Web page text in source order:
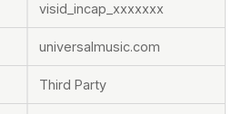
visid_incap_xxxxxxx
universalmusic.com
Third Party